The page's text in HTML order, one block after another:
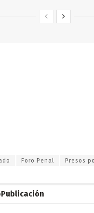
Foro Penal Presos
Publicación